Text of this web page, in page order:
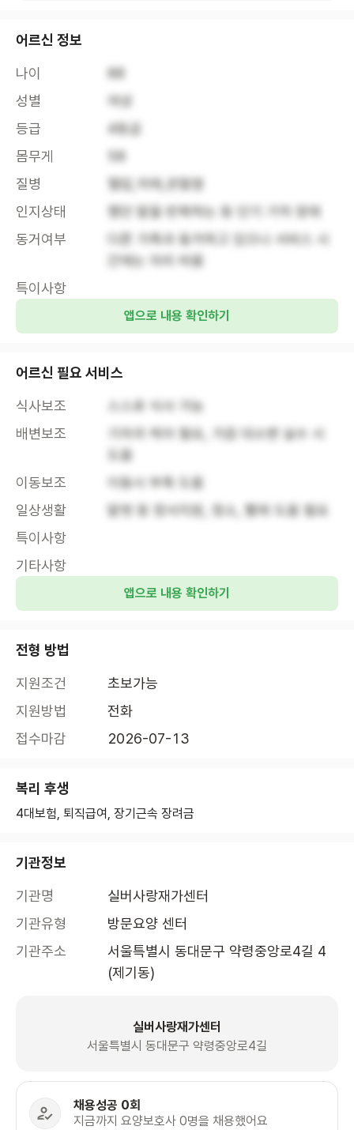
어르신 정보
나이
88
성별
여성
등급
4등급
몸무게
58
질병
혈압,치매,관절염
인지상태
했던 말을 반복하는 등 단기 기억 장애
동거여부
다른 가족과 동거하고 있으나 서비스 시
간에는 자리 비움
특이사항
앱으로 내용 확인하기
어르신 필요 서비스
식사보조
스스로 식사 가능
배변보조
기저귀 케어 필요, 가끔 대소변 실수 시
도움
이동보조
이동시 부축 도움
일상생활
말벗 등 정서지원, 청소, 빨래 도움 필요
특이사항
기타사항
앱으로 내용 확인하기
전형 방법
지원조건
초보가능
지원방법
전화
접수마감
2026-07-13
복리 후생
4대보험, 퇴직급여, 장기근속 장려금
기관정보
기관명
실버사랑재가센터
기관유형
방문요양 센터
기관주소
서울특별시 동대문구 약령중앙로4길 4
(제기동)
실버사랑재가센터
서울특별시 동대문구 약령중앙로4길
채용성공 0회
지금까지 요양보호사 0명을 채용했어요